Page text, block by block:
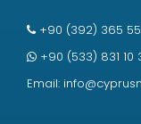
+90 (392) 365
+90 (533) 831 10
Email: